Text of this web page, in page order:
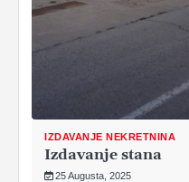
IZDAVANJE NEKRETNINA
Izdavanje stana
25 Augusta, 2025